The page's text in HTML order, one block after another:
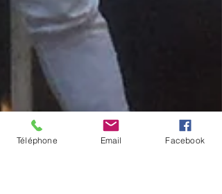
Téléphone Email Facebook